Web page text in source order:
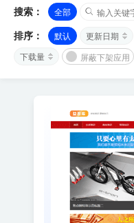
搜索： 全部
排序： 默认 更新日期
下载量
屏蔽下架应用